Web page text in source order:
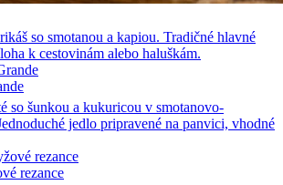
so smotanou a kapiou. Tradičné hlavné
k cestovinám alebo haluškám.
so šunkou a kukuricou v smotanovo-
jedlo pripravené na panvici, vhodné
rezance